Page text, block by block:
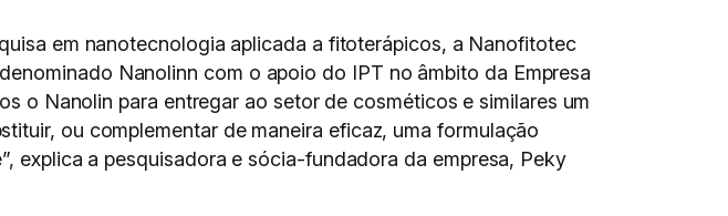
em nanotecnologia aplicada a fitoterápicos, a Nanofitotec
Nanolinn com o apoio do IPT no âmbito da Empresa
o Nanolin para entregar ao setor de cosméticos e similares um
ou complementar de maneira eficaz, uma formulação
explica a pesquisadora e sócia-fundadora da empresa, Peky